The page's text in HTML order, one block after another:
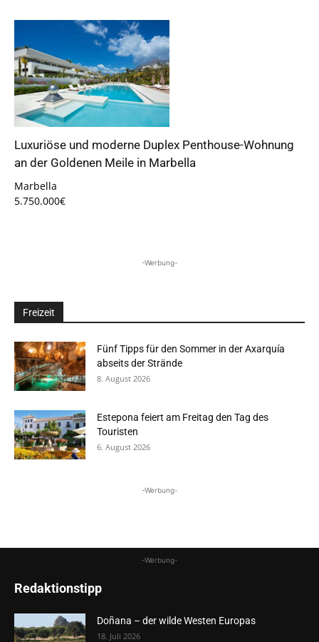
Luxuriöse und moderne Duplex Penthouse-Wohnung
an der Goldenen Meile in Marbella
Marbella
5.750.000€
-Werbung-
Freizeit
Fünf Tipps für den Sommer in der Axarquía
abseits der Strände
8. August 2026
Estepona feiert am Freitag den Tag des
Touristen
6. August 2026
-Werbung-
-Werbung-
Redaktionstipp
Doñana – der wilde Westen Europas
18. Juli 2026